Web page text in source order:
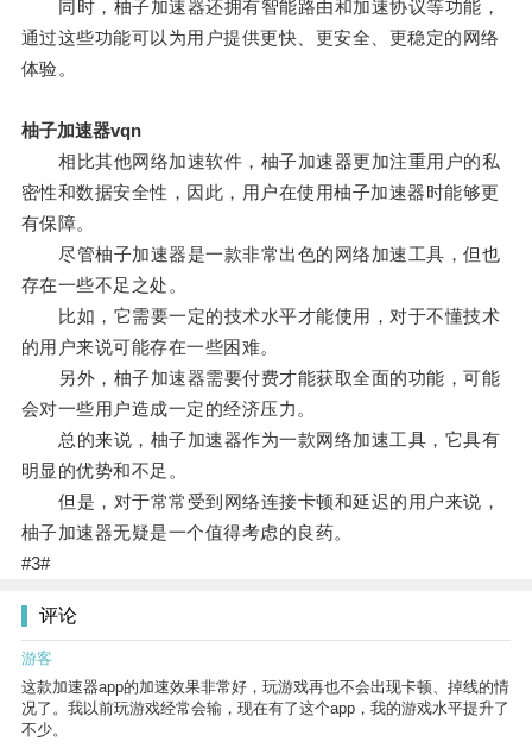
同时，柚子加速器还拥有智能路由和加速协议等功能，
通过这些功能可以为用户提供更快、更安全、更稳定的网络
体验。
柚子加速器vqn
相比其他网络加速软件，柚子加速器更加注重用户的私
密性和数据安全性，因此，用户在使用柚子加速器时能够更
有保障。
尽管柚子加速器是一款非常出色的网络加速工具，但也
存在一些不足之处。
比如，它需要一定的技术水平才能使用，对于不懂技术
的用户来说可能存在一些困难。
另外，柚子加速器需要付费才能获取全面的功能，可能
会对一些用户造成一定的经济压力。
总的来说，柚子加速器作为一款网络加速工具，它具有
明显的优势和不足。
但是，对于常常受到网络连接卡顿和延迟的用户来说，
柚子加速器无疑是一个值得考虑的良药。
#3#
评论
游客
这款加速器app的加速效果非常好，玩游戏再也不会出现卡顿、掉线的情
况了。我以前玩游戏经常会输，现在有了这个app，我的游戏水平提升了
不少。